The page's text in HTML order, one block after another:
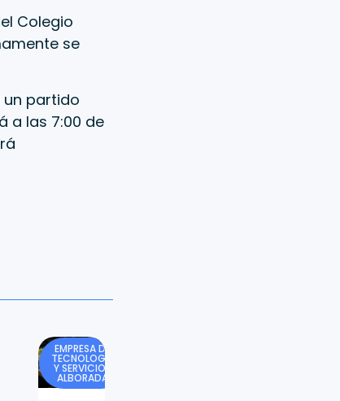
Colegio
se
un partido
a las 7:00 de
EMPRESA DE
TECNOLOGÍA
Y SERVICIOS
ALBORADA